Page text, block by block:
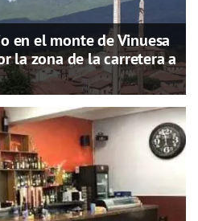
en el monte de Vinuesa
la zona de la carretera a